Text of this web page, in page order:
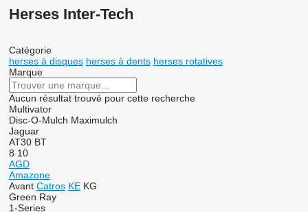
Herses Inter-Tech
Catégorie
herses à disques herses à dents herses rotatives
Marque
Aucun résultat trouvé pour cette recherche
Multivator
Disc-O-Mulch Maximulch
Jaguar
AT30 BT
8 10
AGD
Amazone
Avant Catros KE KG
Green Ray
1-Series